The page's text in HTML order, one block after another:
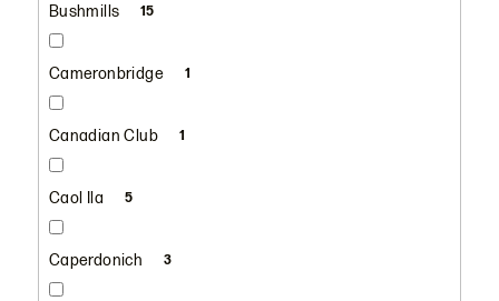
Bushmills 15
Cameronbridge 1
Canadian Club 1
Caol Ila 5
Caperdonich 3